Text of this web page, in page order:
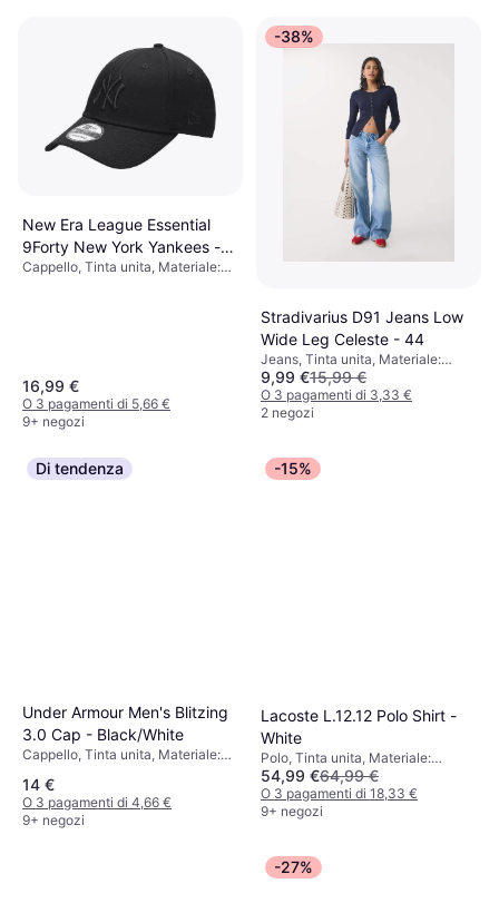
New Era League Essential
9Forty New York Yankees -
Black
Cappello, Tinta unita, Materiale:
16,99 €
O 3 pagamenti di 5,66 €
9+ negozi
-38%
Stradivarius D91 Jeans Low
Wide Leg Celeste - 44
Jeans, Tinta unita, Materiale:
Denim, Cotone
9,99 €15,99 €
O 3 pagamenti di 3,33 €
2 negozi
Di tendenza
Under Armour Men's Blitzing
3.0 Cap - Black/White
Cappello, Tinta unita, Materiale:
14 €
O 3 pagamenti di 4,66 €
9+ negozi
-15%
Lacoste L.12.12 Polo Shirt -
White
Polo, Tinta unita, Materiale:
Cotone, Elastico, Traspirante
54,99 €64,99 €
O 3 pagamenti di 18,33 €
9+ negozi
-27%